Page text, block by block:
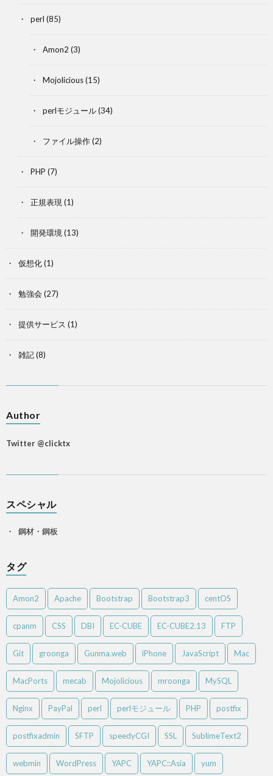
perl (85)
Amon2 (3)
Mojolicious(15)
perlモジュール(34)
ファイル操作(2)
PHP (7)
正規表現 (1)
開発環境 (13)
仮想化(1)
勉強会 (27)
提供サービス (1)
雑記(8)
Author
Twitter @clicktx
スペシャル
鋼材・鋼板
タグ
Amon2 Apache Bootstrap Bootstrap3 centOS
cpanm CSS DBI EC-CUBE EC-CUBE2.13 FTP
Git groonga Gunma.web iPhone JavaScript Mac
MacPorts mecab Mojolicious mroonga MySQL
Nginx PayPal perl perlモジュール PHP postfix
postfixadmin SFTP speedyCGI SSL SublimeText2
webmin WordPress YAPC YAPC::Asia yum